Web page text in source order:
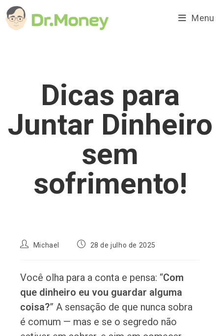
para
Menu
Dicas para
Juntar Dinheiro
sem
sofrimento!
AutorMichael
Post28 de julho de 2025
Você olha para a conta e pensa: “Com
que dinheiro eu vou guardar alguma
coisa?” A sensação de que nunca sobra
é comum — mas e se o segredo não